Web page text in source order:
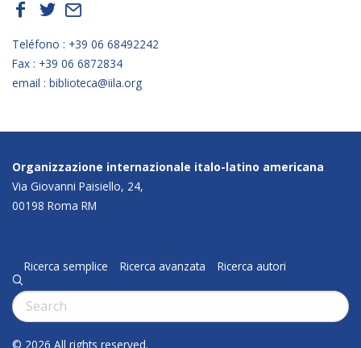
f
t E
Teléfono : +39 06 68492242
Fax : +39 06 6872834
email : biblioteca@iila.org
Organizzazione internazionale italo-latino americana
Via Giovanni Paisiello, 24,
00198 Roma RM
Ricerca semplice Ricerca avanzata Ricerca autori
q
Cerca:
© 2026 All rights reserved.